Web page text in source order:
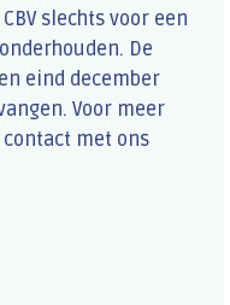
slechts voor een
De
eind december
Voor meer
met ons